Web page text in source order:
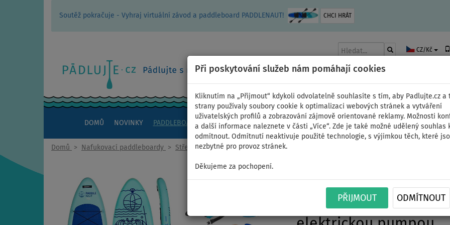
Soutěž pokračuje - Vyhraj virtuální závod a paddleboard PADDLENAUT! CHCI HRÁT
Při poskytování služeb nám pomáhají cookies
Kliknutím na „Přijmout“ kdykoli odvolatelně souhlasíte s tím, aby Padlujte.cz a
strany používaly soubory cookie k optimalizaci webových stránek a vytváření
uživatelských profilů a zobrazování zájmově orientované reklamy. Možnosti
a další informace naleznete v části „Více“. Zde je také možné udělený souhlas
odmítnout. Odmítnutí neaktivuje použité technologie, s výjimkou těch, které
nezbytné pro provoz stránek.
Děkujeme za pochopení.
PŘIJMOUT ODMÍTNOUT
CZ/Kč
DOMŮ NOVINKY PADDLEBOARDY KAJAKY ČLUNY A MOTORY PÁDLA PLACHTY OBLEČENÍ
Domů > Nafukovací paddleboardy > Střední univerzální
Paddleboard
MINICOMBO 2026 -